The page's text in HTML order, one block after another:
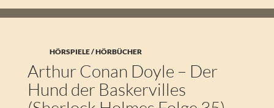
HÖRSPIELE / HÖRBÜCHER
Arthur Conan Doyle – Der
Hund der Baskervilles